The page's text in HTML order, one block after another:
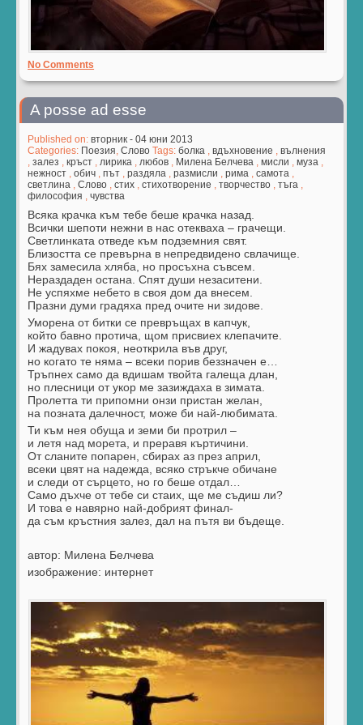
No Comments
A posse ad esse
Published on:вторник - 04 юни 2013
Categories: Поезия,Слово Tags:болка ,вдъхновение ,вълнения
,залез ,кръст ,лирика ,любов , Милена Белчева ,мисли ,муза ,
нежност ,обич ,път ,раздяла ,размисли ,рима ,самота ,
светлина ,Слово ,стих ,стихотворение ,творчество ,тъга ,
философия ,чувства
Всяка крачка към тебе беше крачка назад.
Всички шепоти нежни в нас отекваха – грачещи.
Светлинката отведе към подземния свят.
Близостта се превърна в непредвидено свлачище.
Бях замесила хляба, но просъхна съвсем.
Нераздаден остана. Спят души незаситени.
Не успяхме небето в своя дом да внесем.
Празни думи градяха пред очите ни зидове.
Уморена от битки се превръщах в капчук,
който бавно протича, щом присвиех клепачите.
И жадувах покоя, неоткрила във друг,
но когато те няма – всеки порив беззначен е…
Тръпнех само да вдишам твойта галеща длан,
но плесници от укор ме зазиждаха в зимата.
Пролетта ти припомни онзи пристан желан,
на позната далечност, може би най-любимата.
Ти към нея обуща и земи би протрил –
и летя над морета, и преравя къртичини.
От сланите попарен, сбирах аз през април,
всеки цвят на надежда, всяко стръкче обичане
и следи от сърцето, но го беше отдал…
Само дъхче от тебе си стаих, ще ме съдиш ли?
И това е навярно най-добрият финал-
да съм кръстния залез, дал на пътя ви бъдеще.
автор: Милена Белчева
изображение: интернет